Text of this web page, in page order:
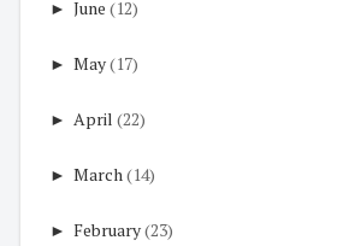
► June (12)
► May(17)
► April (22)
► March(14)
► February(23)